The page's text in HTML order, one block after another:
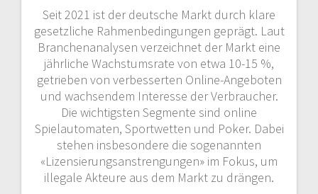
Seit 2021 ist der deutsche Markt durch klare
gesetzliche Rahmenbedingungen geprägt. Laut
Branchenanalysen verzeichnet der Markt eine
jährliche Wachstumsrate von etwa 10-15 %,
getrieben von verbesserten Online-Angeboten
und wachsendem Interesse der Verbraucher.
Die wichtigsten Segmente sind online
Spielautomaten, Sportwetten und Poker. Dabei
stehen insbesondere die sogenannten
«Lizensierungsanstrengungen» im Fokus, um
illegale Akteure aus dem Markt zu drängen.